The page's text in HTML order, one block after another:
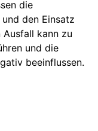
die
den Einsatz
Ausfall kann zu
und die
beeinflussen.